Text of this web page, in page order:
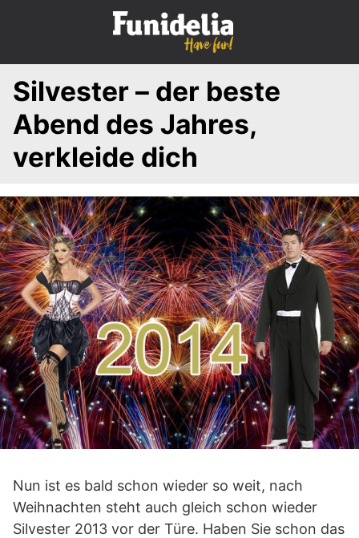
p
e
n
t
Silvester – der beste
Abend des Jahres,
verkleide dich
Nun ist es bald schon wieder so weit, nach
Weihnachten steht auch gleich schon wieder
Silvester 2013 vor der Türe. Haben Sie schon das